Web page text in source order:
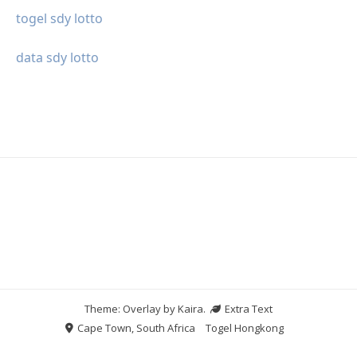
togel sdy lotto
data sdy lotto
Theme: Overlay byKaira.
Extra Text
Cape Town, South Africa
Togel Hongkong